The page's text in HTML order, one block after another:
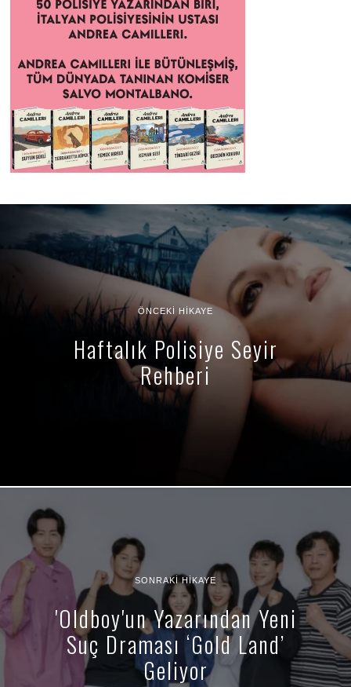
ÖNCEKI HIKAYE
Haftalık Polisiye Seyir
Rehberi
SONRAKI HIKAYE
'Oldboy'un Yazarından Yeni
Suç Draması ‘Gold Land’
Geliyor